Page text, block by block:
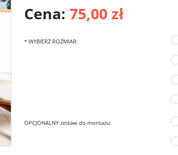
Cena nie zawiera ewentualnych kosztów
płatności
Cena: 75,00 zł
*WYBIERZ ROZMIAR:
OPCJONALNY zestaw do montażu: